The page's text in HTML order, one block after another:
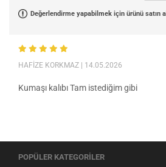
Değerlendirme yapabilmek için ürünü satın
HAFİZE KORKMAZ | 14.05.2026
Kumaşı kalıbı Tam istediğim gibi
POPÜLER KATEGORİLER